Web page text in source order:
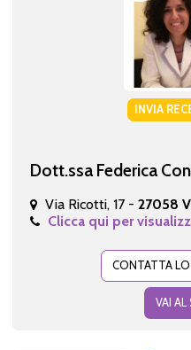
INVIA
Dott.ssa Federica
Via Ricotti, 17 - 27058
Clicca qui per
CONTATTA
VAI AL